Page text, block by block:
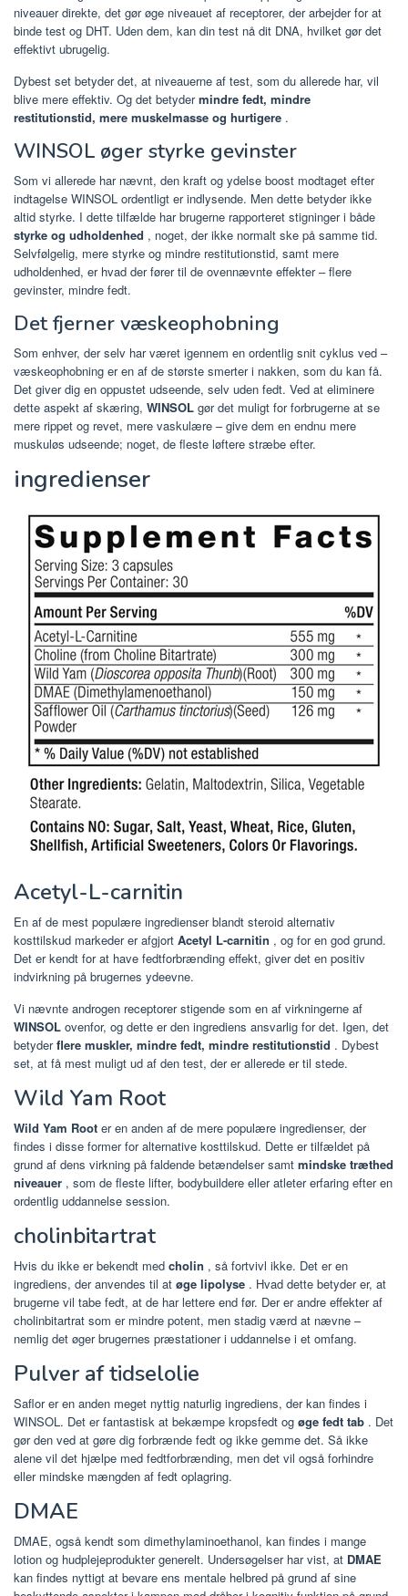
niveauer direkte, det gør øge niveauet af receptorer, der arbejder for at
binde test og DHT. Uden dem, kan din test nå dit DNA, hvilket gør det
effektivt ubrugelig.
Dybest set betyder det, at niveauerne af test, som du allerede har, vil
blive mere effektiv. Og det betydermindre fedt, mindre
restitutionstid, mere muskelmasse og hurtigere .
WINSOL øger styrke gevinster
Som vi allerede har nævnt, den kraft og ydelse boost modtaget efter
indtagelse WINSOL ordentligt er indlysende. Men dette betyder ikke
altid styrke. I dette tilfælde har brugerne rapporteret stigninger i både
styrke og udholdenhed , noget, der ikke normalt ske på samme tid.
Selvfølgelig, mere styrke og mindre restitutionstid, samt mere
udholdenhed, er hvad der fører til de ovennævnte effekter – flere
gevinster, mindre fedt.
Det fjerner væskeophobning
Som enhver, der selv har været igennem en ordentlig snit cyklus ved –
væskeophobning er en af de største smerter i nakken, som du kan få.
Det giver dig en oppustet udseende, selv uden fedt. Ved at eliminere
dette aspekt af skæring, WINSOL gør det muligt for forbrugerne at se
mere rippet og revet, mere vaskulære – give dem en endnu mere
muskuløs udseende; noget, de fleste løftere stræbe efter.
ingredienser
Acetyl-L-carnitin
En af de mest populære ingredienser blandt steroid alternativ
kosttilskud markeder er afgjort Acetyl L-carnitin , og for en god grund.
Det er kendt for at have fedtforbrænding effekt, giver det en positiv
indvirkning på brugernes ydeevne.
Vi nævnte androgen receptorer stigende som en af virkningerne af
WINSOL ovenfor, og dette er den ingrediens ansvarlig for det. Igen, det
betyderflere muskler, mindre fedt, mindre restitutionstid . Dybest
set, at få mest muligt ud af den test, der er allerede er til stede.
Wild Yam Root
Wild Yam Root er en anden af de mere populære ingredienser, der
findes i disse former for alternative kosttilskud. Dette er tilfældet på
grund af dens virkning på faldende betændelser samt mindske træthed
niveauer , som de fleste lifter, bodybuildere eller atleter erfaring efter en
ordentlig uddannelse session.
cholinbitartrat
Hvis du ikke er bekendt med cholin , så fortvivl ikke. Det er en
ingrediens, der anvendes til at øge lipolyse . Hvad dette betyder er, at
brugerne vil tabe fedt, at de har lettere end før. Der er andre effekter af
cholinbitartrat som er mindre potent, men stadig værd at nævne –
nemlig det øger brugernes præstationer i uddannelse i et omfang.
Pulver af tidselolie
Saflor er en anden meget nyttig naturlig ingrediens, der kan findes i
WINSOL. Det er fantastisk at bekæmpe kropsfedt og øge fedt tab . Det
gør den ved at gøre dig forbrænde fedt og ikke gemme det. Så ikke
alene vil det hjælpe med fedtforbrænding, men det vil også forhindre
eller mindske mængden af fedt oplagring.
DMAE
DMAE, også kendt som dimethylaminoethanol, kan findes i mange
lotion og hudplejeprodukter generelt. Undersøgelser har vist, at DMAE
kan findes nyttigt at bevare ens mentale helbred på grund af sine